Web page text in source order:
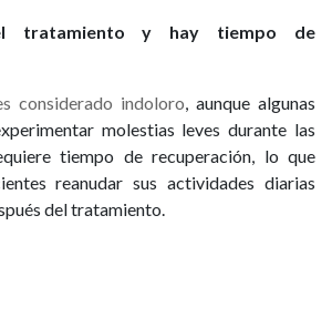
tratamiento y hay tiempo de
considerado indoloro, aunque algunas
molestias leves durante las
tiempo de recuperación, lo que
reanudar sus actividades diarias
del tratamiento.